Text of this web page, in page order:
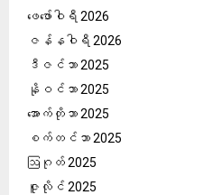
ဖေ‌ဖော်ဝါရီ 2026
ဇန်နဝါရီ 2026
ဒီဇင်ဘာ 2025
နိုဝင်ဘာ 2025
အောက်တိုဘာ 2025
စက်တင်ဘာ 2025
ဩဂုတ် 2025
ဇူလိုင် 2025